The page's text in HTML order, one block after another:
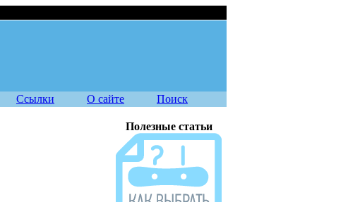
Ссылки О сайте Поиск
Полезные статьи